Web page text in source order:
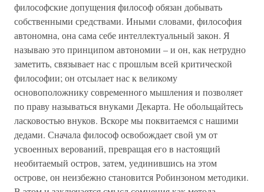
философские допущения философ обязан добывать
собственными средствами. Иными словами, философия
автономна, она сама себе интеллектуальный закон. Я
называю это принципом автономии – и он, как нетрудно
заметить, связывает нас с прошлым всей критической
философии; он отсылает нас к великому
основоположнику современного мышления и позволяет
по праву называться внуками Декарта. Не обольщайтесь
ласковостью внуков. Вскоре мы поквитаемся с нашими
дедами. Сначала философ освобождает свой ум от
усвоенных верований, превращая его в настоящий
необитаемый остров, затем, уединившись на этом
острове, он неизбежно становится Робинзоном методики.